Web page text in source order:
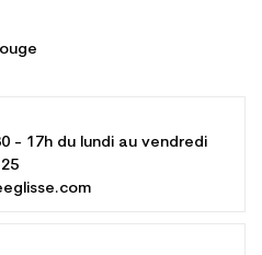
- 17h du lundi au vendredi